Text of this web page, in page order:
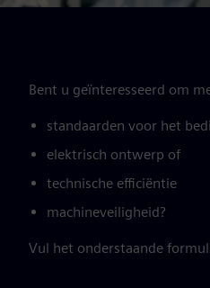
Bent u geïnteresseerd om
standaarden voor het
elektrisch ontwerp of
technische efficiëntie
machineveiligheid?
Vul het onderstaande